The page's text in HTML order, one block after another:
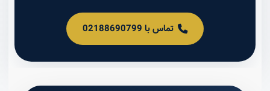
تماس با 02188690799